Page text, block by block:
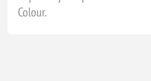
Colour.